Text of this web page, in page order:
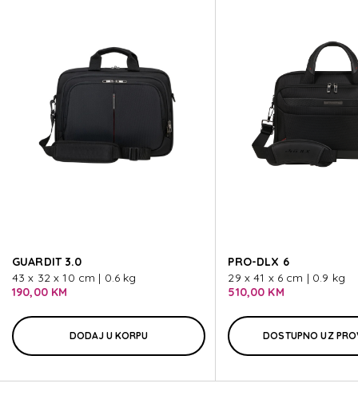
EVOSIGHT
EVOSIGHT
EVOSIGHT
EVOSIGHT
EVOSIGHT
GUARDIT 3.0
43 x 32 x 10 cm | 0.6 kg
190,00 KM
DODAJ U KORPU
PRO-DLX 6
29 x 41 x 6 cm | 0.9 kg
510,00 KM
DOSTUPNO UZ